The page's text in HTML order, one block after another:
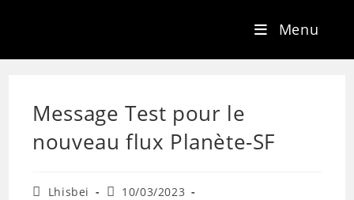
Menu
Message Test pour le
nouveau flux Planète-SF
Lhisbei
10/03/2023